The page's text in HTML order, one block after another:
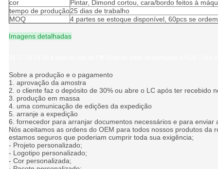
cor
Pintar, Dimond cortou, cara/bordo feitos à
tempo de produção25 dias de trabalho
MOQ
4 partes se estoque disponível, 60pcs se
Imagens detalhadas
Sobre a produção e o pagamento
1. aprovação da amostra
2. o cliente faz o depósito de 30% ou abre o LC após ter recebido
3. produção em massa
4. uma comunicação de edições da expedição
5. arranje a expedição
6. fornecedor para arranjar documentos necessários e para enviar
Nós aceitamos as ordens do OEM para todos nossos produtos da
estamos seguros que poderiam cumprir toda sua exigência;
- Projeto personalizado;
- Logotipo personalizado;
- Cor personalizada;